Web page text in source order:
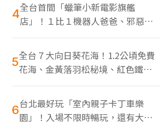
4全台首間「蠟筆小新電影旗艦
店」！１比１機器人爸爸、邪惡正
男，百款周邊買翻
5全台７大向日葵花海！1.2公頃免費
花海、金黃落羽松秘境、紅色鐵橋
同框
6台北最好玩「室內親子卡丁車樂
園」！入場不限時暢玩，還有大螢